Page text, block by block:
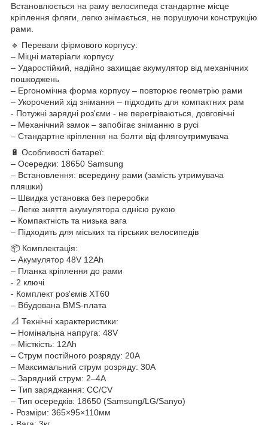
Встановлюється на раму велосипеда стандартне місце
кріплення фляги, легко знімається, не порушуючи конструкцію
рами.
🔹 Переваги фірмового корпусу:
– Міцні матеріали корпусу
– Ударостійкий, надійно захищає акумулятор від механічних
пошкоджень
– Ергономічна форма корпусу – повторює геометрію рами
– Укорочений хід знімання – підходить для компактних рам
- Потужні зарядні роз'єми - не перегріваються, довговічні
– Механічний замок – запобігає зніманню в русі
– Стандартне кріплення на болти від флягоутримувача
🔋 Особливості батареї:
– Осередки: 18650 Samsung
– Встановлення: всередину рами (замість утримувача
пляшки)
– Швидка установка без переробки
– Легке зняття акумулятора однією рукою
– Компактність та низька вага
– Підходить для міських та гірських велосипедів
📦 Комплектація:
– Акумулятор 48V 12Ah
– Планка кріплення до рами
- 2 ключі
- Комплект роз'ємів XT60
– Вбудована BMS-плата
📐 Технічні характеристики:
– Номінальна напруга: 48V
– Місткість: 12Ah
– Струм постійного розряду: 20A
– Максимальний струм розряду: 30A
– Зарядний струм: 2–4A
– Тип заряджання: CC/CV
– Тип осередків: 18650 (Samsung/LG/Sanyo)
- Розміри: 365×95×110мм